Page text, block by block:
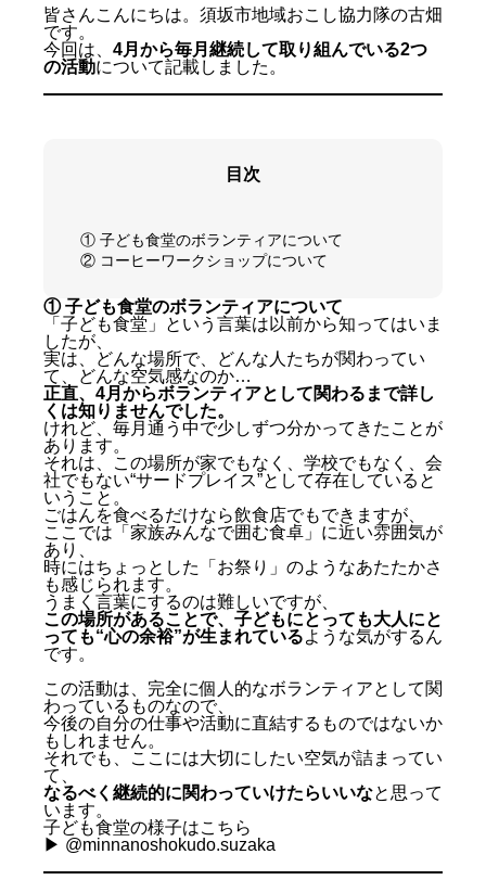
プライバシーポリシー
皆さんこんにちは。須坂市地域おこし協力隊の古畑
です。
今回は、 4月から毎月継続して取り組んでいる2つ
の活動について記載しました。
目次
① 子ども食堂のボランティアについて
② コーヒーワークショップについて
① 子ども食堂のボランティアについて
「子ども食堂」という言葉は以前から知ってはいま
したが、
実は、どんな場所で、どんな人たちが関わってい
て、どんな空気感なのか…
正直、4月からボランティアとして関わるまで詳し
くは知りませんでした。
けれど、毎月通う中で少しずつ分かってきたことが
あります。
それは、この場所が家でもなく、学校でもなく、会
社でもない“サードプレイス”として存在していると
いうこと。
ごはんを食べるだけなら飲食店でもできますが、
ここでは「家族みんなで囲む食卓」に近い雰囲気が
あり、
時にはちょっとした「お祭り」のようなあたたかさ
も感じられます。
うまく言葉にするのは難しいですが、
この場所があることで、子どもにとっても大人にと
っても“心の余裕”が生まれているような気がするん
です。
この活動は、完全に個人的なボランティアとして関
わっているものなので、
今後の自分の仕事や活動に直結するものではないか
もしれません。
それでも、ここには大切にしたい空気が詰まってい
て、
なるべく継続的に関わっていけたらいいなと思って
います。
子ども食堂の様子はこちら
▶︎ @minnanoshokudo.suzaka